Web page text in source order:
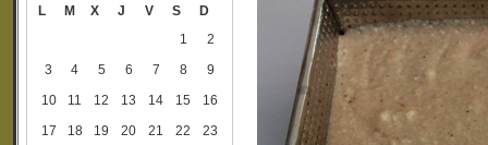
L
M X J V S
D
1
2
3
4 5 6 7 8
9
10
11 12 13 14 15
16
17
18 19 20 21 22
23